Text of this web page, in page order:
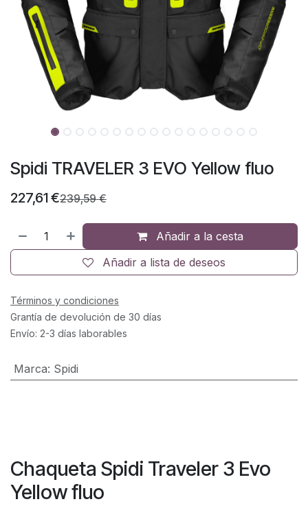
Spidi TRAVELER 3 EVO Yellow fluo
227,61€239,59€
Añadir a la cesta
Añadir a lista de deseos
Términos y condiciones
Grantía de devolución de 30 días
Envío: 2-3 días laborables
Marca: Spidi
Chaqueta Spidi Traveler 3 Evo
Yellow fluo